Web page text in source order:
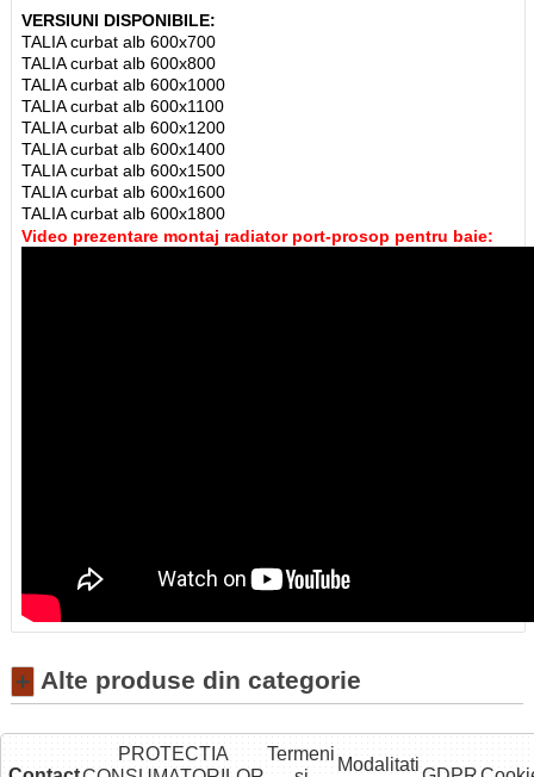
VERSIUNI DISPONIBILE:
TALIA curbat alb 600x700
TALIA curbat alb 600x800
TALIA curbat alb 600x1000
TALIA curbat alb 600x1100
TALIA curbat alb 600x1200
TALIA curbat alb 600x1400
TALIA curbat alb 600x1500
TALIA curbat alb 600x1600
TALIA curbat alb 600x1800
Video prezentare montaj radiator port-prosop pentru baie:
+ Alte produse din categorie
PROTECTIA
Termeni
Modalitati